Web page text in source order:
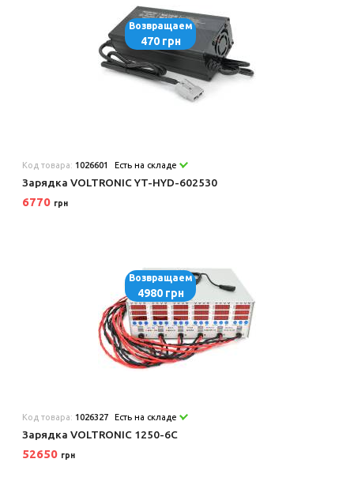
Возвращаем
470 грн
Код товара: 1026601 Есть на складе
Зарядка VOLTRONIC YT-HYD-602530
6770 грн
Возвращаем
4980 грн
Код товара: 1026327 Есть на складе
Зарядка VOLTRONIC 1250-6C
52650 грн